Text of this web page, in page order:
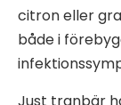
citron eller
både i